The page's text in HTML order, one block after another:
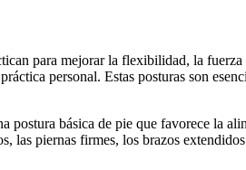
para mejorar la flexibilidad, la
personal. Estas posturas son
postura básica de pie que favorece la
las piernas firmes, los brazos